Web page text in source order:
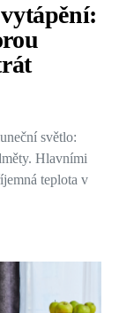
světlo:
Hlavními
teplota v